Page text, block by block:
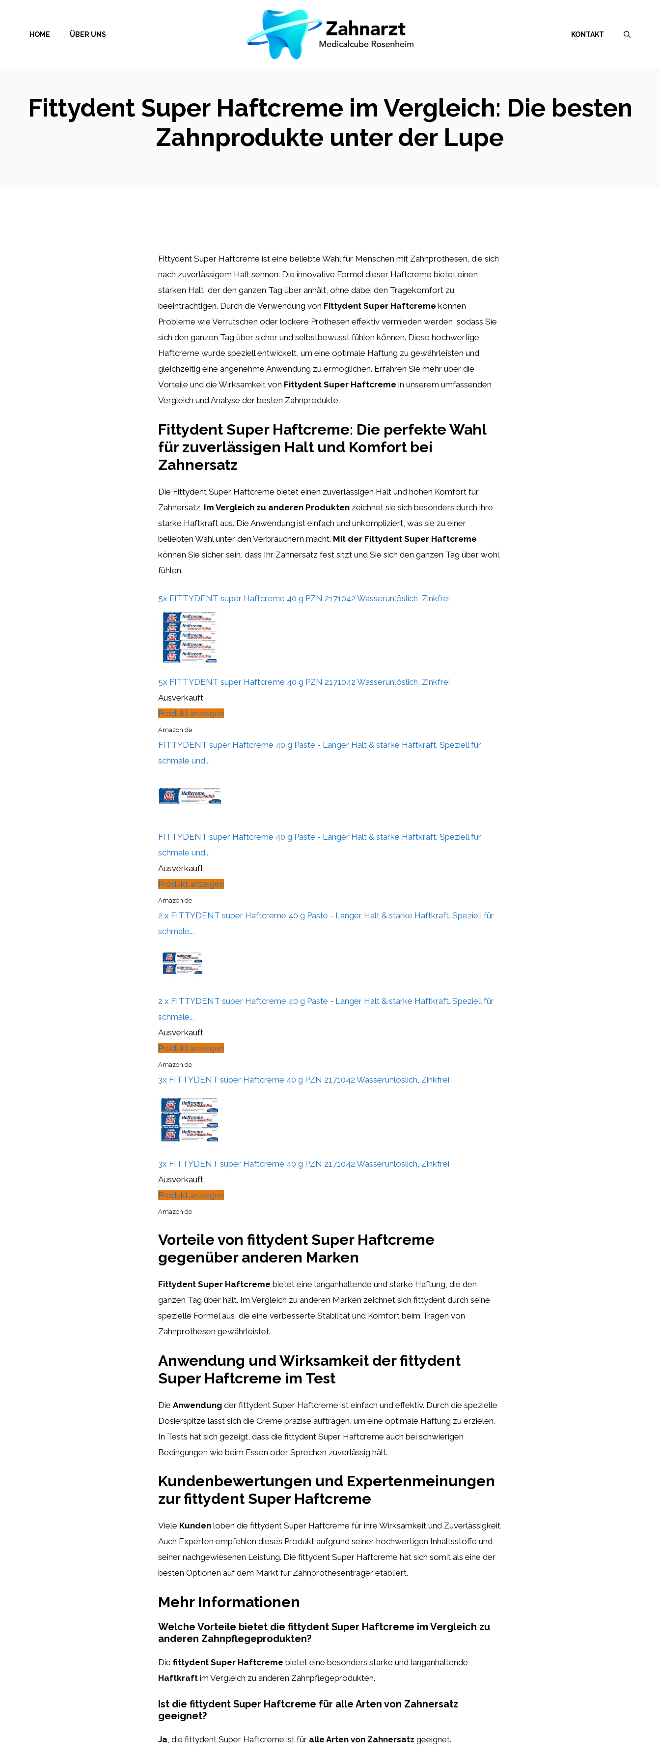
springenHOME ÜBER UNS KONTAKT
Fittydent Super Haftcreme im Vergleich: Die besten
Zahnprodukte unter der Lupe
Fittydent Super Haftcreme ist eine beliebte Wahl für Menschen mit Zahnprothesen, die sich
nach zuverlässigem Halt sehnen. Die innovative Formel dieser Haftcreme bietet einen
starken Halt, der den ganzen Tag über anhält, ohne dabei den Tragekomfort zu
beeinträchtigen. Durch die Verwendung von Fittydent Super Haftcreme können
Probleme wie Verrutschen oder lockere Prothesen effektiv vermieden werden, sodass Sie
sich den ganzen Tag über sicher und selbstbewusst fühlen können. Diese hochwertige
Haftcreme wurde speziell entwickelt, um eine optimale Haftung zu gewährleisten und
gleichzeitig eine angenehme Anwendung zu ermöglichen. Erfahren Sie mehr über die
Vorteile und die Wirksamkeit von Fittydent Super Haftcreme in unserem umfassenden
Vergleich und Analyse der besten Zahnprodukte.
Fittydent Super Haftcreme: Die perfekte Wahl
für zuverlässigen Halt und Komfort bei
Zahnersatz
Die Fittydent Super Haftcreme bietet einen zuverlässigen Halt und hohen Komfort für
Zahnersatz. Im Vergleich zu anderen Produkten zeichnet sie sich besonders durch ihre
starke Haftkraft aus. Die Anwendung ist einfach und unkompliziert, was sie zu einer
beliebten Wahl unter den Verbrauchern macht. Mit der Fittydent Super Haftcreme
können Sie sicher sein, dass Ihr Zahnersatz fest sitzt und Sie sich den ganzen Tag über wohl
fühlen.
5x FITTYDENT super Haftcreme 40 g PZN 2171042 Wasserunlöslich, Zinkfrei
5x FITTYDENT super Haftcreme 40 g PZN 2171042 Wasserunlöslich, Zinkfrei
Ausverkauft
Produkt anzeigen
Amazon.de
FITTYDENT super Haftcreme 40 g Paste - Langer Halt & starke Haftkraft. Speziell für
schmale und...
FITTYDENT super Haftcreme 40 g Paste - Langer Halt & starke Haftkraft. Speziell für
schmale und...
Ausverkauft
Produkt anzeigen
Amazon.de
2 x FITTYDENT super Haftcreme 40 g Paste - Langer Halt & starke Haftkraft. Speziell für
schmale...
2 x FITTYDENT super Haftcreme 40 g Paste - Langer Halt & starke Haftkraft. Speziell für
schmale...
Ausverkauft
Produkt anzeigen
Amazon.de
3x FITTYDENT super Haftcreme 40 g PZN 2171042 Wasserunlöslich, Zinkfrei
3x FITTYDENT super Haftcreme 40 g PZN 2171042 Wasserunlöslich, Zinkfrei
Ausverkauft
Produkt anzeigen
Amazon.de
Vorteile von fittydent Super Haftcreme
gegenüber anderen Marken
Fittydent Super Haftcreme bietet eine langanhaltende und starke Haftung, die den
ganzen Tag über hält. Im Vergleich zu anderen Marken zeichnet sich fittydent durch seine
spezielle Formel aus, die eine verbesserte Stabilität und Komfort beim Tragen von
Zahnprothesen gewährleistet.
Anwendung und Wirksamkeit der fittydent
Super Haftcreme im Test
Die Anwendung der fittydent Super Haftcreme ist einfach und effektiv. Durch die spezielle
Dosierspitze lässt sich die Creme präzise auftragen, um eine optimale Haftung zu erzielen.
In Tests hat sich gezeigt, dass die fittydent Super Haftcreme auch bei schwierigen
Bedingungen wie beim Essen oder Sprechen zuverlässig hält.
Kundenbewertungen und Expertenmeinungen
zur fittydent Super Haftcreme
Viele Kunden loben die fittydent Super Haftcreme für ihre Wirksamkeit und Zuverlässigkeit.
Auch Experten empfehlen dieses Produkt aufgrund seiner hochwertigen Inhaltsstoffe und
seiner nachgewiesenen Leistung. Die fittydent Super Haftcreme hat sich somit als eine der
besten Optionen auf dem Markt für Zahnprothesenträger etabliert.
Mehr Informationen
Welche Vorteile bietet die fittydent Super Haftcreme im Vergleich zu
anderen Zahnpflegeprodukten?
Die fittydent Super Haftcreme bietet eine besonders starke und langanhaltende
Haftkraft im Vergleich zu anderen Zahnpflegeprodukten.
Ist die fittydent Super Haftcreme für alle Arten von Zahnersatz
geeignet?
Ja, die fittydent Super Haftcreme ist für alle Arten von Zahnersatz geeignet.